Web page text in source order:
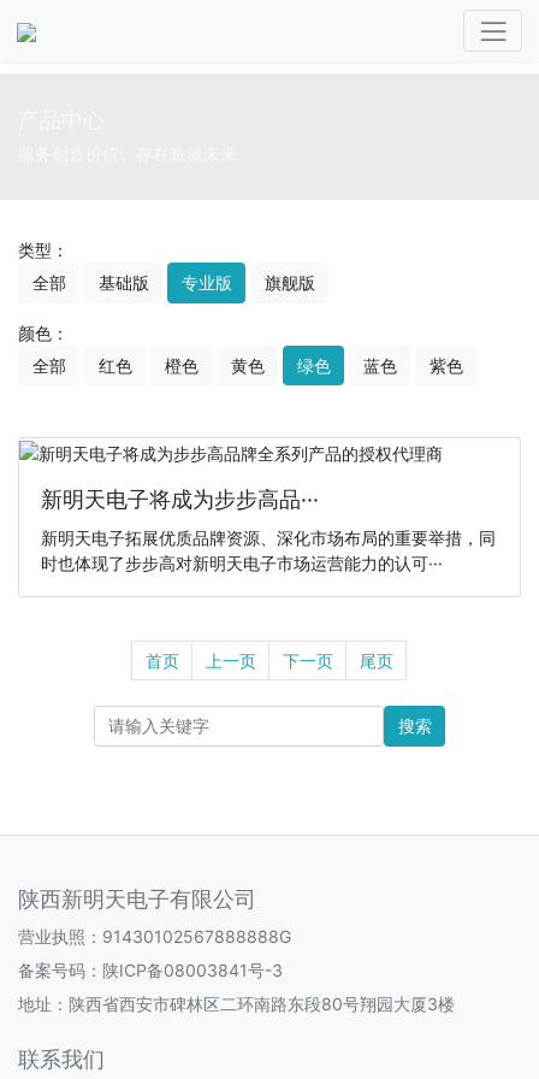
类型：
全部
基础版 专业版 旗舰版
颜色：
全部
红色 橙色 黄色 绿色 蓝色 紫色
新明天电子将成为步步高品···
新明天电子拓展优质品牌资源、深化市场布局的重要举措，同
时也体现了步步高对新明天电子市场运营能力的认可···
首页 上一页 下一页 尾页
搜索
陕西新明天电子有限公司
营业执照：91430102567888888G
备案号码： 陕ICP备08003841号-3
地址：陕西省西安市碑林区二环南路东段80号翔园大厦3楼
联系我们